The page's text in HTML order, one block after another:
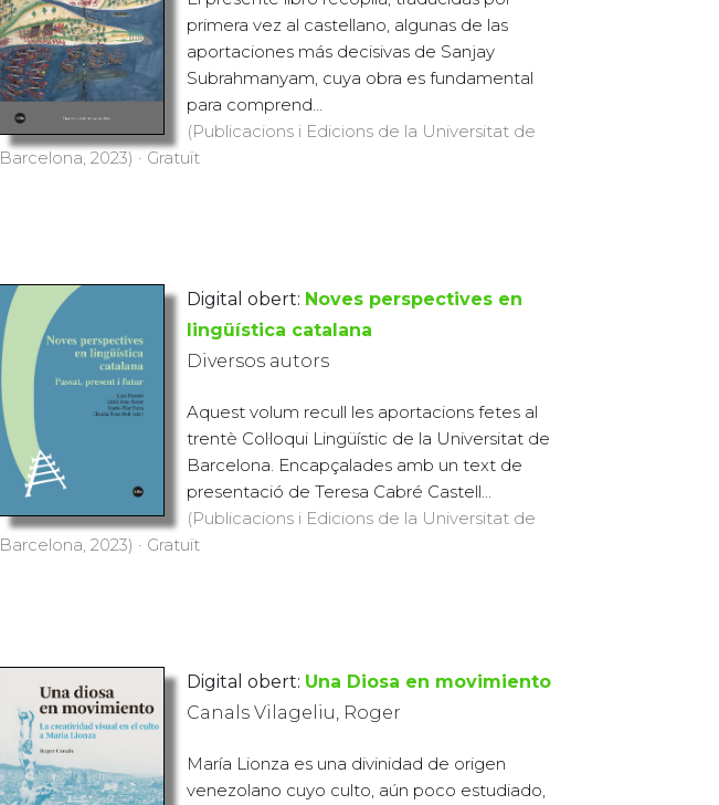
primera vez al castellano, algunas de las
aportaciones más decisivas de Sanjay
Subrahmanyam, cuya obra es fundamental
para comprend...
(Publicacions i Edicions de la Universitat de
Barcelona, 2023) · Gratuït
Digital obert: Noves perspectives en
lingüística catalana
Diversos autors
Aquest volum recull les aportacions fetes al
trentè Col·loqui Lingüístic de la Universitat de
Barcelona. Encapçalades amb un text de
presentació de Teresa Cabré Castell...
(Publicacions i Edicions de la Universitat de
Barcelona, 2023) · Gratuït
Digital obert: Una Diosa en movimiento
Canals Vilageliu, Roger
María Lionza es una divinidad de origen
venezolano cuyo culto, aún poco estudiado,